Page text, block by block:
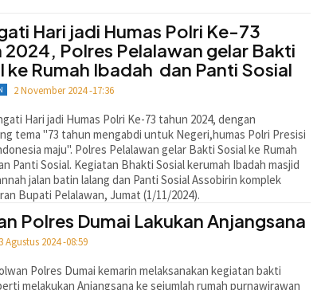
Hari jadi Humas Polri Ke-73
2024, Polres Pelalawan gelar Bakti
ke Rumah Ibadah dan Panti Sosial
2 November 2024 -17:36
Hari jadi Humas Polri Ke-73 tahun 2024, dengan
tema "73 tahun mengabdi untuk Negeri,humas Polri Presisi
maju". Polres Pelalawan gelar Bakti Sosial ke Rumah
Panti Sosial. Kegiatan Bhakti Sosial kerumah Ibadah masjid
jalan batin lalang dan Panti Sosial Assobirin komplek
Bupati Pelalawan, Jumat (1/11/2024).
Polres Dumai Lakukan Anjangsana
Agustus 2024 -08:59
Polres Dumai kemarin melaksanakan kegiatan bakti
melakukan Anjangsana ke sejumlah rumah purnawirawan